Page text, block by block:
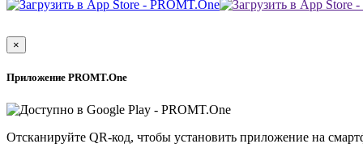
×
Приложение PROMT.One
Отсканируйте QR-код, чтобы установить приложение на